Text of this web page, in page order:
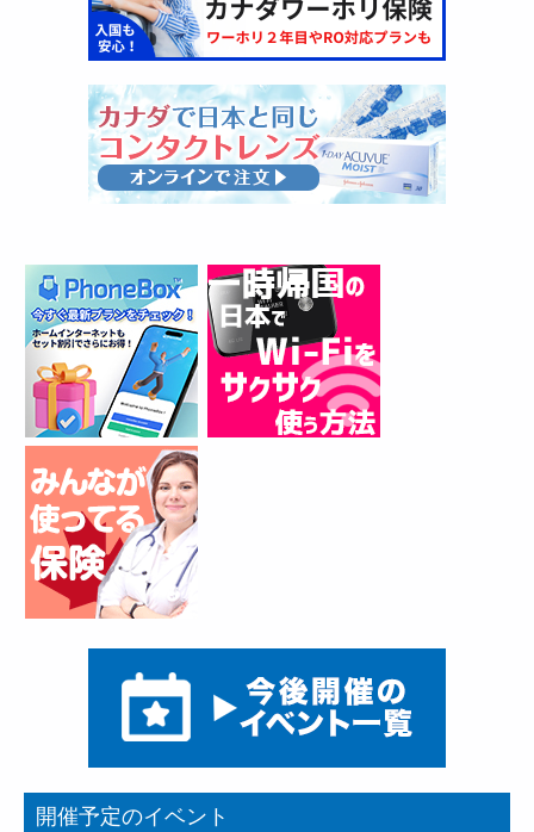
開催予定のイベント